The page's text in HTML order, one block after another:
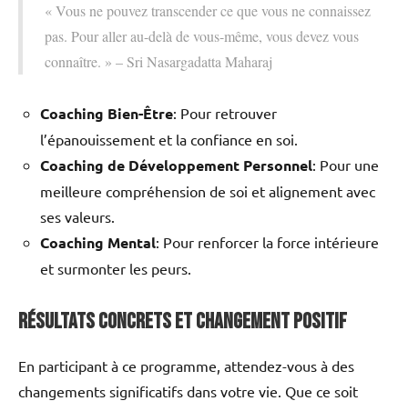
« Vous ne pouvez transcender ce que vous ne connaissez
pas. Pour aller au-delà de vous-même, vous devez vous
connaître. » – Sri Nasargadatta Maharaj
Coaching Bien-Être: Pour retrouver
l’épanouissement et la confiance en soi.
Coaching de Développement Personnel: Pour une
meilleure compréhension de soi et alignement avec
ses valeurs.
Coaching Mental: Pour renforcer la force intérieure
et surmonter les peurs.
Résultats Concrets et Changement Positif
En participant à ce programme, attendez-vous à des
changements significatifs dans votre vie. Que ce soit